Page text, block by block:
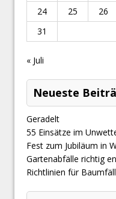
24
25 26
31
« Juli
Neueste
Geradelt
​55 Einsätze im
Fest zum Jubiläum in
Gartenabfälle richtig
Richtlinien für